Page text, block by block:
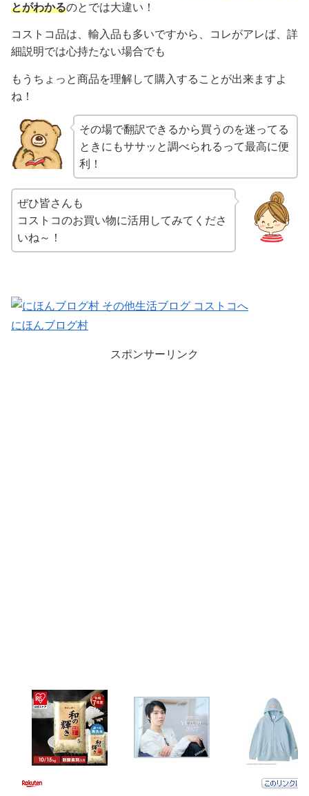
とがわかるのとでは大違い！
コストコ品は、輸入品も多いですから、コレがアレば、詳
細説明では心持たない場合でも
もうちょっと商品を理解して購入することが出来ますよ
ね！
その場で翻訳できるから買うのを迷ってる
ときにもササッと調べられるって最高に便
利！
ぜひ皆さんも
コストコのお買い物に活用してみてくださ
いね～！
にほんブログ村
スポンサーリンク